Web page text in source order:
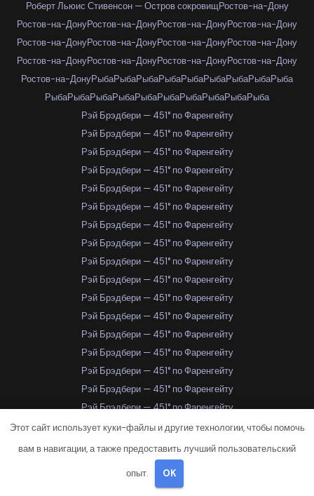
Роберт Льюис Стивенсон — Остров сокровищРостов-на-Дону
Ростов-на-ДонуРостов-на-ДонуРостов-на-ДонуРостов-на-Дону
Ростов-на-ДонуРостов-на-ДонуРостов-на-ДонуРостов-на-Дону
Ростов-на-ДонуРостов-на-ДонуРостов-на-ДонуРостов-на-Дону
Ростов-на-ДонуРыбаРыбаРыбаРыбаРыбаРыбаРыбаРыбаРыба
РыбаРыбаРыбаРыбаРыбаРыбаРыбаРыбаРыбаРыба
Рэй Брэдбери — 451° по Фаренгейту
Рэй Брэдбери — 451° по Фаренгейту
Рэй Брэдбери — 451° по Фаренгейту
Рэй Брэдбери — 451° по Фаренгейту
Рэй Брэдбери — 451° по Фаренгейту
Рэй Брэдбери — 451° по Фаренгейту
Рэй Брэдбери — 451° по Фаренгейту
Рэй Брэдбери — 451° по Фаренгейту
Рэй Брэдбери — 451° по Фаренгейту
Рэй Брэдбери — 451° по Фаренгейту
Рэй Брэдбери — 451° по Фаренгейту
Рэй Брэдбери — 451° по Фаренгейту
Рэй Брэдбери — 451° по Фаренгейту
Рэй Брэдбери — 451° по Фаренгейту
Рэй Брэдбери — 451° по Фаренгейту
Рэй Брэдбери — 451° по Фаренгейту
Рэй Брэдбери — 451° по Фаренгейту
Рэй Брэдбери — 451° по Фаренгейту
Рэй Брэдбери — 451° по Фаренгейту
Рэй Брэдбери — 451° по Фаренгейту
Рэй Брэдбери — 451° по Фаренгейту
Этот сайт использует куки-файлы и другие технологии, чтобы помочь
вам в навигации, а также предоставить лучший пользовательский
опыт. OK